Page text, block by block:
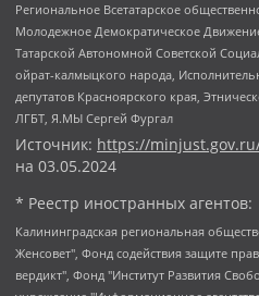
Региональное Всетатарское
Молодежное Демократическое
Татарской Автономной Советской
ойрат-калмыцкого народа,
депутатов Красноярского края,
ЛГБТ, Я.МЫ Сергей Фургал
Источник: https://
на 03.05.2024
* Реестр иностранных агентов:
Калининградская региональная общественная организация "Экозащита!-Женсовет", Фонд содействия защите прав и свобод граждан "Общественный вердикт", Фонд "Институт Развития Свободы Информации", Частное учреждение "Информационное агентство МЕМО. РУ", Региональная общественная организация "Общественная комиссия по сохранению наследия академика Сахарова", Фонд поддержки свободы прессы, Санкт-Петербургская общественная правозащитная организация "Гражданский контроль", Межрегиональная общественная организация "Информационно-просветительский центр "Мемориал", Региональный Фонд "Центр Защиты Прав Средств Массовой Информации", с 05.12.2023 Фонд "Центр Защиты Прав Средств массовой информации", Региональная общественная благотворительная организация помощи беженцам и мигрантам "Гражданское содействие", Негосударственное образовательное учреждение дополнительного профессионального образования (повышение квалификации) специалистов "АКАДЕМИЯ ПО ПРАВАМ ЧЕЛОВЕКА", Свердловская региональная общественная организация "Сутяжник", Автономная некоммерческая организация "Центр независимых социологических исследований", Союз общественных объединений "Российский исследовательский центр по правам человека", Региональное общественное учреждение научно-информационный центр "МЕМОРИАЛ", Некоммерческая организация "Фонд защиты гласности", Автономная некоммерческая организация "Институт прав человека", Городская общественная организация "Екатеринбургское общество "МЕМОРИАЛ", Городская общественная организация "Рязанское историко-просветительское и правозащитное общество "Мемориал" (Рязанский Мемориал), Челябинский региональный орган общественной самодеятельности – женское общественное объединение "Женщины Евразии", Челябинский региональный орган общественной самодеятельности "Уральская правозащитная группа", Фонд содействия защите здоровья и социальной справедливости имени Андрея Рылькова, Автономная Некоммерческая Организация "Аналитический Центр Юрия Левады", Автономная некоммерческая организация социальной поддержки населения "Проект Апрель", Региональная общественная организация помощи женщинам и детям, находящимся в кризисной ситуации "Информационно-методический центр "Анна", Фонд содействия развитию массовых коммуникаций и правовому просвещению "Так-так-Так", Фонд содействия устойчивому развитию "Серебряная тайга", Свердловский региональный общественный фонд социальных проектов "Новое время", "Idel.Реалии", Кавказ.Реалии, Крым.Реалии, Телеканал Настоящее Время, Татаро-башкирская служба Радио Свобода (Azatliq Radiosi), Радио Свободная Европа/Радио Свобода (PCE/PC), "Сибирь.Реалии", "Фактограф", Благотворительный фонд помощи осужденным и их семьям, Автономная некоммерческая организация "Институт глобализации и социальных движений", Фонд "В защиту прав заключенных", Частное учреждение "Центр поддержки и содействия развитию средств массовой информации", Пензенский региональный общественный благотворительный фонд "Гражданский союз", "Север.Реалии", Некоммерческая организация Фонд "Правовая инициатива", Общество с ограниченной ответственностью "Радио Свободная Европа/Радио Свобода", Чешское информационное агентство "MEDIUM-ORIENT", Красноярская региональная общественная организация "Мы против СПИДа", Камалягин Денис Николаевич, Маркелов Сергей Евгеньевич, Пономарев Лев Александрович, Савицкая Людмила Алексеевна, Автономная некоммерческая организация "Центр по работе с проблемой насилия "НАСИЛИЮ.НЕТ", Межрегиональный профессиональный союз работников здравоохранения "Альянс врачей", Юридическое лицо, зарегистрированное в Латвийской Республике, SIA "Medusa Project" (регистрационный номер 40103797863, дата регистрации 10.06.2014), Некоммерческая организация "Фонд по борьбе с коррупцией", Автономная некоммерческая организация "Институт права и публичной политики", Баданин Роман Сергеевич, Гликин Максим Александрович, Железнова Мария Михайловна, Лукьянова Юлия Сергеевна, Маетная Елизавета Витальевна, Маняхин Петр Борисович, Чуракова Ольга Владимировна, Ярош Юлия Петровна, Юридическое лицо "The Insider SIA", зарегистрированное в Риге, Латвийская Республика (дата регистрации 26.06.2015), являющееся администратором доменного имени интернет-издания "The Insider SIA", https://theins.ru, Постернак Алексей Евгеньевич, Рубин Михаил Аркадьевич, Анин Роман Александрович, Юридическое лицо Istories fonds, зарегистрированное в Латвийской Республике (регистрационный номер 50008295751, дата регистрации 24.02.2020), Великовский Дмитрий Александрович, Долинина Ирина Николаевна, Мароховская Алеся Алексеевна, Шлейнов Роман Юрьевич, Шмагун Олеся Валентиновна, Общество с ограниченной ответственностью "Альтаир 2021", Общество с ограниченной ответственностью "Вега 2021", Общество с ограниченной ответственностью "Главный редактор 2021", Общество с ограниченной ответственностью "Ромашки монолит", Важенков Артем Валерьевич, Ивановская областная общественная организация "Центр гендерных исследований", Гурман Юрий Альбертович, Медиапроект "ОВД-Инфо", Егоров Владимир Владимирович, Жилинский Владимир Александрович, Общество с ограниченной ответственностью "ЗП", Иванова София Юрьевна, Карезина Инна Павловна, Кильтау Екатерина Викторовна, Петров Алексей Викторович, Пискунов Сергей Евгеньевич, Смирнов Сергей Сергеевич, Тихонов Михаил Сергеевич, Общество с ограниченной ответственностью "ЖУРНАЛИСТ-ИНОСТРАННЫЙ АГЕНТ", Арапова Галина Юрьевна, Вольтская Татьяна Анатольевна, Американская компания